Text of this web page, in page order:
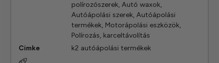
polírozószerek,Autó waxok,
Autóápolási szerek,Autóápolási
termékek, Motorápolási eszközök,
Polírozás, karceltávolítás
Cimke
k2 autóápolási termékek